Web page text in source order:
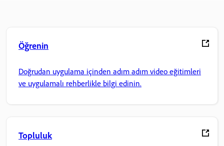
Öğrenin
Doğrudan uygulama içinden adım adım video eğitimleri
ve uygulamalı rehberlikle bilgi edinin.
Topluluk